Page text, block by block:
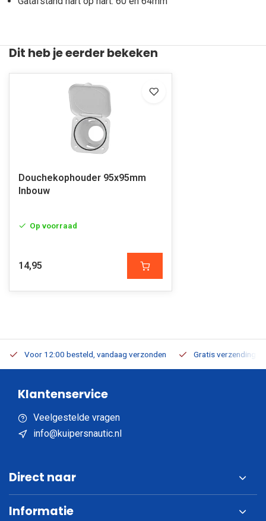
Dit heb je eerder bekeken
Douchekophouder 95x95mm
Inbouw
Op voorraad
14,95
Voor 12:00 besteld, vandaag verzonden Gratis verzending
Klantenservice
Veelgestelde vragen
info@kuipersnautic.nl
Direct naar
Informatie